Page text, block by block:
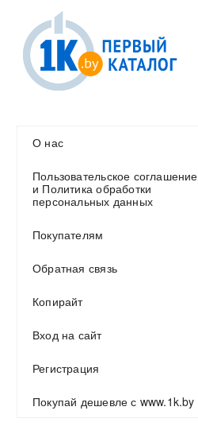
О нас
Пользовательское соглашение
и Политика обработки
персональных данных
Покупателям
Обратная связь
Копирайт
Вход на сайт
Регистрация
Покупай дешевле с www.1k.by